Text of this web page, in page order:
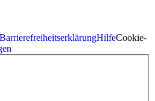
BarrierefreiheitserklärungHilfeCookie-